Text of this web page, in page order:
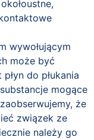
wywołującym
może być
do płukania
mogące
że
związek ze
należy go